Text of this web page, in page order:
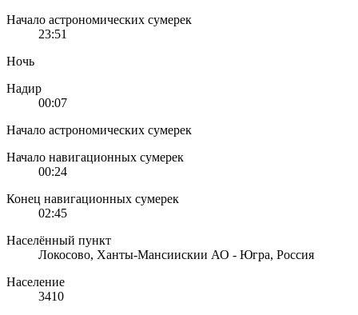
Начало астрономических сумерек
23:51
Ночь
Надир
00:07
Начало астрономических сумерек
Начало навигационных сумерек
00:24
Конец навигационных сумерек
02:45
Населённый пункт
Локосово, Ханты-Мансиискии АО - Югра, Россия
Население
3410